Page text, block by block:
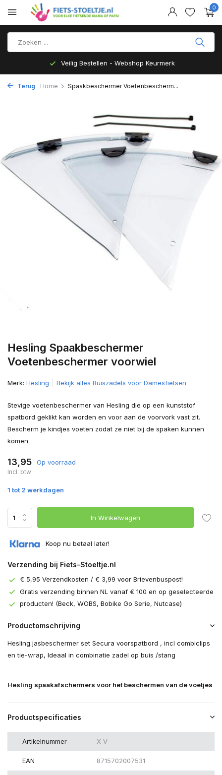
0
Veilig Bestellen - Webshop Keurmerk
Terug Home Spaakbeschermer Voetenbescherm...
Hesling Spaakbeschermer
Voetenbeschermer voorwiel
Merk: Hesling Bekijk alles Buiszadels voor Damesfietsen
Stevige voetenbeschermer van Hesling die op een kunststof
spatbord geklikt kan worden en voor aan de voorvork vast zit.
Bescherm je kindjes voeten zodat ze niet bij de spaken kunnen
komen.
13,95 Op voorraad
Incl. btw
1 tot 2 werkdagen
In Winkelwagen
Koop nu betaal later!
Verzending bij Fiets-Stoeltje.nl
€ 5,95 Verzendkosten / € 3,99 voor Brievenbuspost!
Gratis verzending binnen NL vanaf € 100 en op geselecteerde
producten! (Beck, WOBS, Bobike Go Serie, Nutcase)
Productomschrijving
Hesling jasbeschermer set Secura voorspatbord , incl combiclips
en tie-wrap, Ideaal in combinatie zadel op buis /stang
Hesling spaakafschermers voor het beschermen van de voetjes
Productspecificaties
Artikelnummer X V
EAN 8715702007531